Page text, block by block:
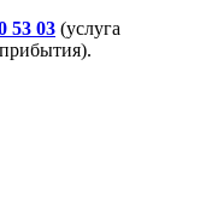
53 03 (услуга